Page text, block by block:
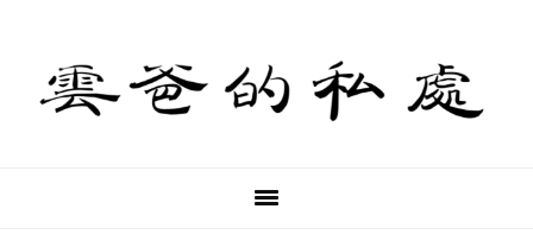
primary
navigation
content
primary
sidebar